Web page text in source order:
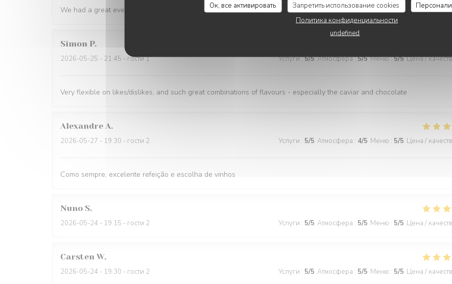
Ок, все активировать Запретить использование cookies
Политика конфиденциальности
undefined
We had a great evening at Essencial. The staff was wonderful and the food was excellent!
Simon P
2026-05-25 - 21:45 - гости 1 Услуги:5/5 Атмосфера:5/5 Меню:5/5 Цена /
Very flexible on likes/dislikes, and such great combinations of flavours - especially the caviar and chocolate
Alexandre A
2026-05-27 - 19:30 - гости 2 Услуги : 5/5 Атмосфера : 4/5 Меню : 5/5 Цена /
Como sempre, excelente refeição e escolha de vinhos
Nuno S
2026-05-24 - 19:15 - гости 2 Услуги : 5/5 Атмосфера : 5/5 Меню : 5/5 Цена /
Carsten W
2026-05-24 - 19:30 - гости 2 Услуги : 5/5 Атмосфера : 5/5 Меню : 5/5 Цена /